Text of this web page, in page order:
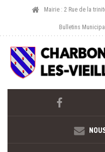
Mairie : 2 Rue de la
Bulletins